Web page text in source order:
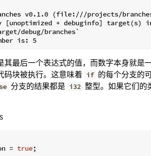
v0.1.0 (file:///projects/
[unoptimized + debuginfo] target(s)
debug/branches`
其最后一个表达式的值，而数字本身就是
码块被执行。这意味着 if 的每个分支的
分支的结果都是 i32 整型。如果它们的
= true;